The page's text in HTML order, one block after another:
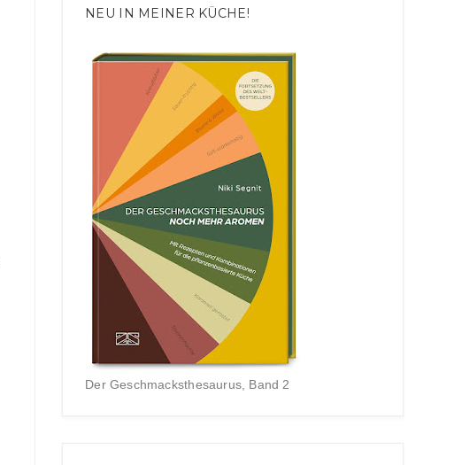
NEU IN MEINER KÜCHE!
Der Geschmacksthesaurus, Band 2